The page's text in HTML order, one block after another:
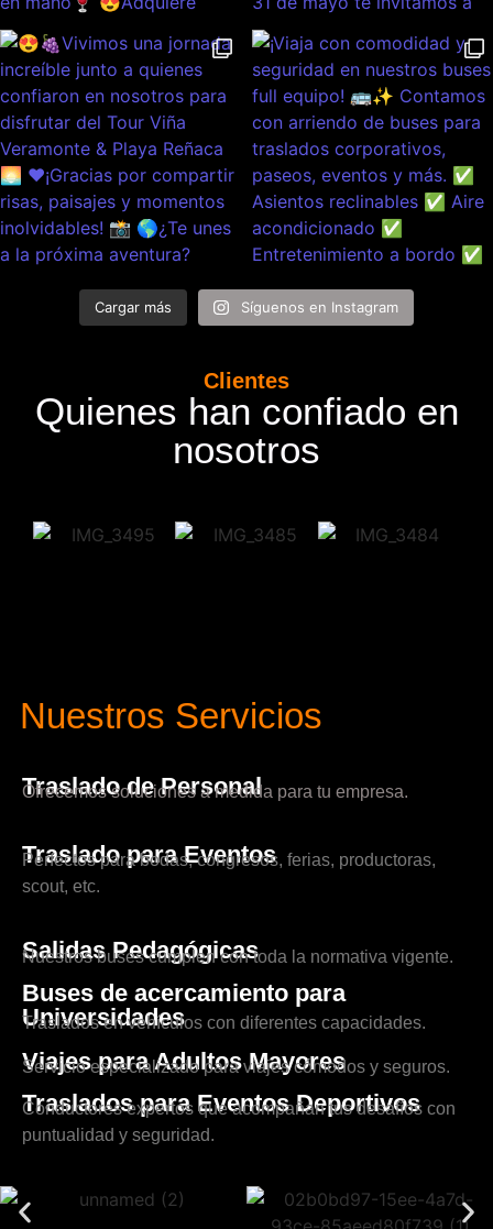
Cargar más Síguenos en Instagram
Clientes
Quienes han confiado en
nosotros
Nuestros Servicios
Traslado de Personal
Ofrecemos soluciones a medida para tu empresa.
Traslado para Eventos
Perfectos para bodas, congresos, ferias, productoras,
scout, etc.
Salidas Pedagógicas
Nuestros buses cumplen con toda la normativa vigente.
Buses de acercamiento para
Universidades
Traslados en vehículos con diferentes capacidades.
Viajes para Adultos Mayores
Servicio especializado para viajes cómodos y seguros.
Traslados para Eventos Deportivos
Conductores expertos que acompañan tus desafíos con
puntualidad y seguridad.